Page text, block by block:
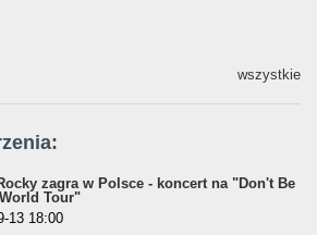
wszystkie
zagra w Polsce - koncert na "Don't Be
Tour"
13 18:00